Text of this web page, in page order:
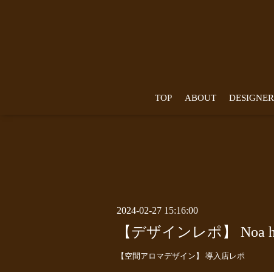
TOP ABOUT DESIGNER
2024-02-27 15:16:00
【デザインレポ】
【空間アロマデザイン】 導入店レポ